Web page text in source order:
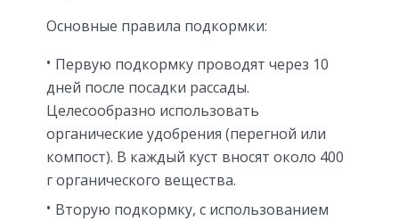
Основные правила подкормки:
Первую подкормку проводят через 10
дней после посадки рассады.
Целесообразно использовать
органические удобрения (перегной или
компост). В каждый куст вносят около 400
г органического вещества.
Вторую подкормку, с использованием